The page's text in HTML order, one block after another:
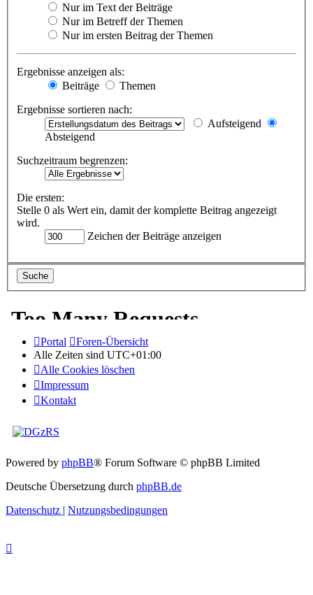
Nur im Text der Beiträge
Nur im Betreff der Themen
Nur im ersten Beitrag der Themen
Ergebnisse anzeigen als:
Beiträge
Themen
Ergebnisse sortieren nach:
Aufsteigend
Absteigend
Suchzeitraum begrenzen:
Die ersten:
Stelle 0 als Wert ein, damit der komplette Beitrag angezeigt
wird.
Zeichen der Beiträge anzeigen
Portal
Foren-Übersicht
Alle Zeiten sind UTC+01:00
Alle Cookies löschen
Impressum
Kontakt
Powered by phpBB® Forum Software © phpBB Limited
Deutsche Übersetzung durch phpBB.de
Datenschutz | Nutzungsbedingungen